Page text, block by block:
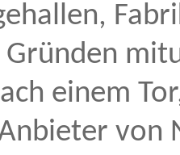
Gründen
einem